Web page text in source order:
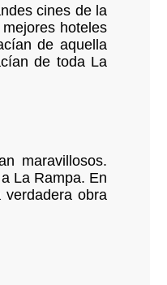
cines de la
hoteles
de aquella
de toda La
maravillosos.
La Rampa. En
obra